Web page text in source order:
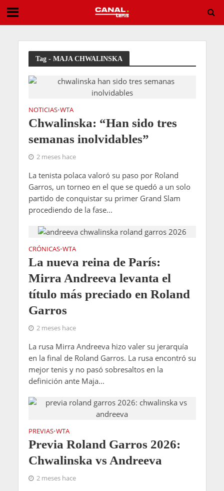
Entry List ATP Challenger Brownsburg 2026
Tag - MAJA CHWALINSKA
NOTICIAS•WTA
Chwalinska: “Han sido tres
semanas inolvidables”
2 meses hace
La tenista polaca valoró su paso por Roland
Garros, un torneo en el que se quedó a un solo
partido de conquistar su primer Grand Slam
procediendo de la fase...
CRÓNICAS•WTA
La nueva reina de París:
Mirra Andreeva levanta el
título más preciado en Roland
Garros
2 meses hace
La rusa Mirra Andreeva hizo valer su jerarquía
en la final de Roland Garros. La rusa encontró su
mejor tenis y no pasó sobresaltos en la
definición ante Maja...
PREVIAS•WTA
Previa Roland Garros 2026:
Chwalinska vs Andreeva
2 meses hace